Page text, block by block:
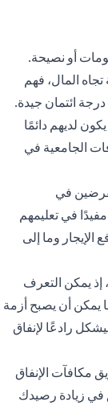
أو نصيحة.
المال، فهم
درجة ائتمان جيدة.
لديهم دائمًا
الجامعية في
في
في تعليمهم
وما إلى
إذ يمكن التعرف
يمكن أن يصبح أزمة
رادعًا لإنفاق
مكافآت الإنفاق
في زيادة رصيدك